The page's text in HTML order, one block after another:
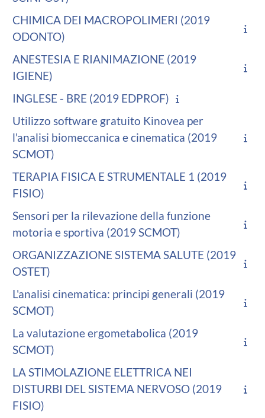
CHIMICA DEI MACROPOLIMERI (2019
ODONTO)
ANESTESIA E RIANIMAZIONE (2019
IGIENE)
INGLESE - BRE (2019 EDPROF)
Utilizzo software gratuito Kinovea per
l'analisi biomeccanica e cinematica (2019
SCMOT)
TERAPIA FISICA E STRUMENTALE 1 (2019
FISIO)
Sensori per la rilevazione della funzione
motoria e sportiva (2019 SCMOT)
ORGANIZZAZIONE SISTEMA SALUTE (2019
OSTET)
L'analisi cinematica: principi generali (2019
SCMOT)
La valutazione ergometabolica (2019
SCMOT)
LA STIMOLAZIONE ELETTRICA NEI
DISTURBI DEL SISTEMA NERVOSO (2019
FISIO)